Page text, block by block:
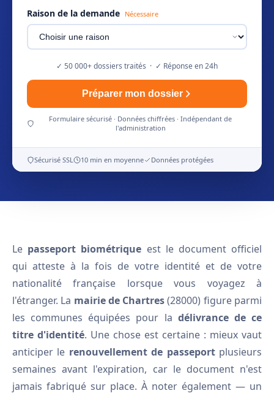
Raison de la demande Nécessaire
✓ 50 000+ dossiers traités · ✓ Réponse en 24h
Préparer mon dossier
Formulaire sécurisé · Données chiffrées · Indépendant de
l'administration
Sécurisé SSL 10 min en moyenne Données protégées
Le passeport biométrique est le document officiel
qui atteste à la fois de votre identité et de votre
nationalité française lorsque vous voyagez à
l'étranger. La mairie de Chartres(28000) figure parmi
les communes équipées pour la délivrance de ce
titre d'identité. Une chose est certaine : mieux vaut
anticiper le renouvellement de passeportplusieurs
semaines avant l'expiration, car le document n'est
jamais fabriqué sur place. À noter également — un